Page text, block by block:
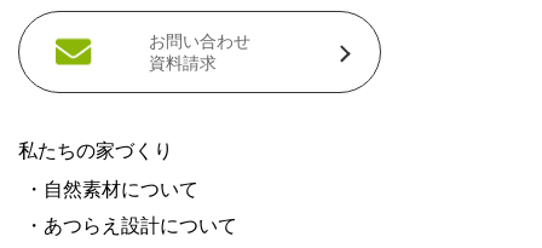
お問い合わせ
資料請求
私たちの家づくり
・自然素材について
・あつらえ設計について